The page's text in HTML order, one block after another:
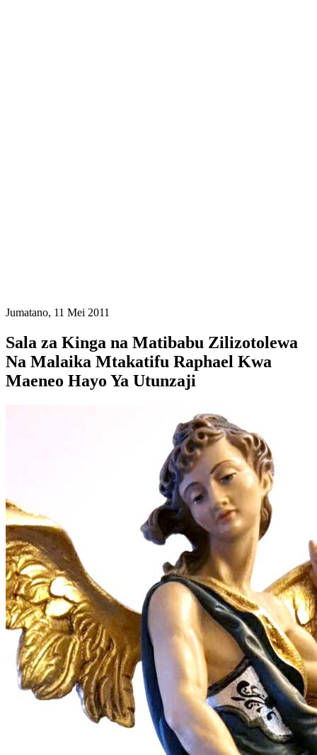
Jumatano, 11 Mei 2011
Sala za Kinga na Matibabu Zilizotolewa
Na Malaika Mtakatifu Raphael Kwa
Maeneo Hayo Ya Utunzaji